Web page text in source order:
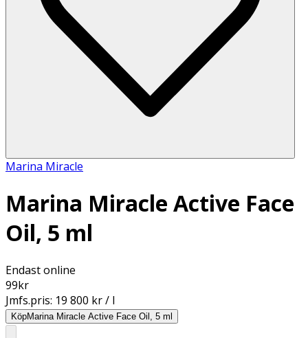
Marina Miracle
Marina Miracle Active Face
Oil, 5 ml
Endast online
99kr
Jmfs.pris: 19 800 kr / l
KöpMarina Miracle Active Face Oil, 5 ml